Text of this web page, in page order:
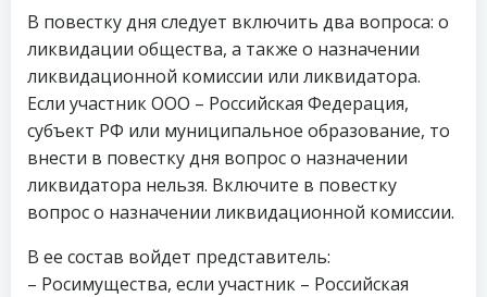
В повестку дня следует включить два вопроса: о
ликвидации общества, а также о назначении
ликвидационной комиссии или ликвидатора.
Если участник ООО – Российская Федерация,
субъект РФ или муниципальное образование, то
внести в повестку дня вопрос о назначении
ликвидатора нельзя. Включите в повестку
вопрос о назначении ликвидационной комиссии.
В ее состав войдет представитель:
– Росимущества, если участник – Российская